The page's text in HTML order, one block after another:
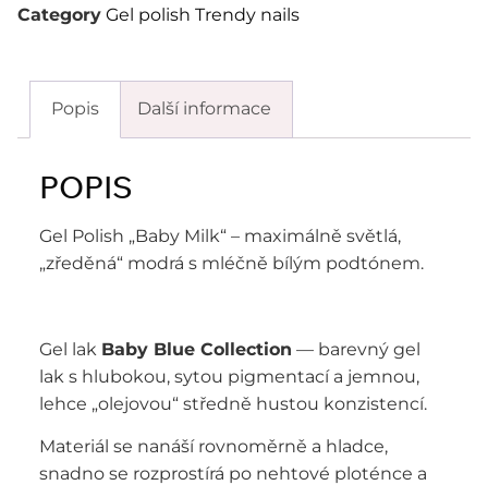
Category Gel polish Trendy nails
Popis Další informace
POPIS
Gel Polish „Baby Milk“ – maximálně světlá,
„zředěná“ modrá s mléčně bílým podtónem.
Gel lak Baby Blue Collection — barevný gel
lak s hlubokou, sytou pigmentací a jemnou,
lehce „olejovou“ středně hustou konzistencí.
Materiál se nanáší rovnoměrně a hladce,
snadno se rozprostírá po nehtové ploténce a